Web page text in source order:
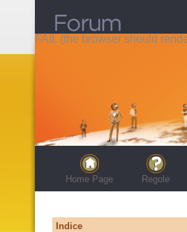
FAIL (the browser should
Home Page Regole
Indice